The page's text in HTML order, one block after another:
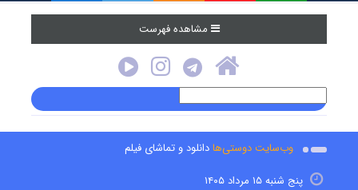
مشاهده فهرست
وب‌سایت دوستی‌هادانلود و تماشای فیلم
پنج شنبه ۱۵ مرداد ۱۴۰۵